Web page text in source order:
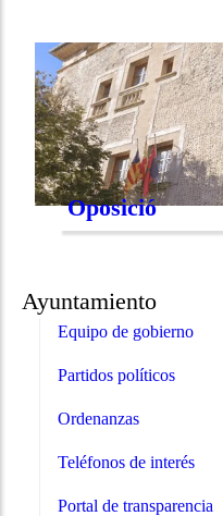
Ayuntamiento
Equipo de gobierno
Partidos políticos
Ordenanzas
Teléfonos de interés
Portal de transparencia
Oposició